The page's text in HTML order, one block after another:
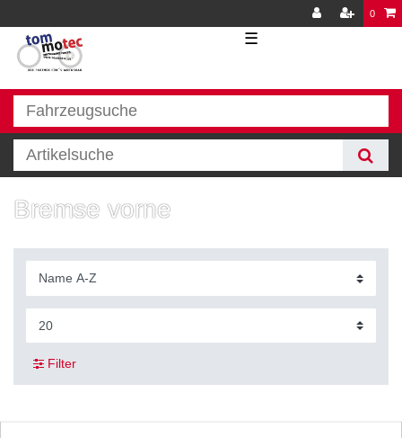
0
☰
Bremse vorne
Filter